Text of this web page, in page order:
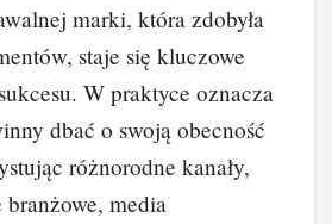
marki, która zdobyła
staje się kluczowe
W praktyce oznacza
dbać o swoją obecność
różnorodne kanały,
media